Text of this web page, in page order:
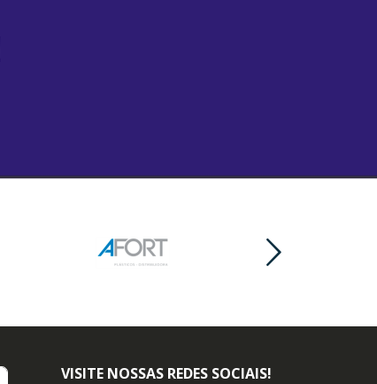
VISITE NOSSAS REDES SOCIAIS!